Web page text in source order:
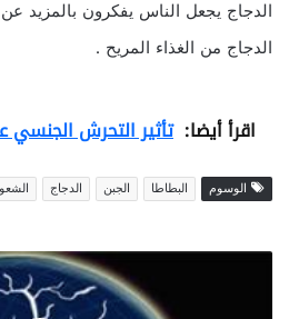
الدجاج يجعل الناس يفكرون بالمزيد عن
الدجاج من الغذاء المريح .
اقرأ أيضا: تأثير التحرش الجنسي
الوسوم البطاطا الجبن الدجاج